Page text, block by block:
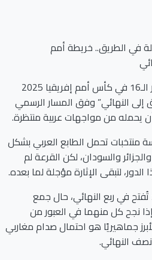
اكتمل عقد المتأهلين إلى دور الـ16 في كأس أمم إفريقيا 2025
إلى النهائي” وفق المسار الرسمي
يحمله من مواجهات عربية منتظرة.
منتخبات تحمل الطابع العربي بشكل
والسودان، لكن القرعة لم
لتبقى الإثارة مؤجلة لما بعده.
في ربع النهائي، حال جمع
نجح كل منهما في العبور من
جماهيريًا هو احتمال صدام مغاربي
النهائي.